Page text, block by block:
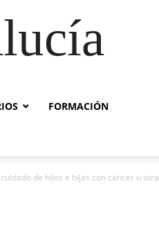
FORMACIÓN
de hijos e hijas con cáncer u otra